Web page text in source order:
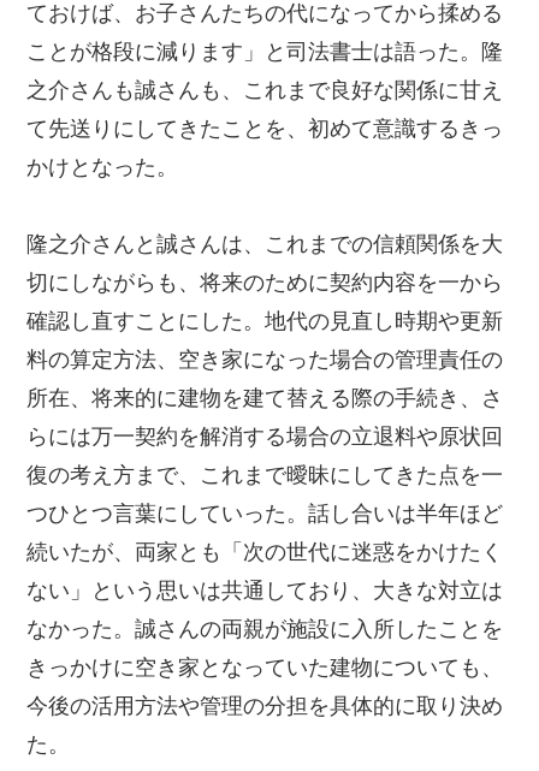
ておけば、お子さんたちの代になってから揉める
ことが格段に減ります」と司法書士は語った。隆
之介さんも誠さんも、これまで良好な関係に甘え
て先送りにしてきたことを、初めて意識するきっ
かけとなった。
隆之介さんと誠さんは、これまでの信頼関係を大
切にしながらも、将来のために契約内容を一から
確認し直すことにした。地代の見直し時期や更新
料の算定方法、空き家になった場合の管理責任の
所在、将来的に建物を建て替える際の手続き、さ
らには万一契約を解消する場合の立退料や原状回
復の考え方まで、これまで曖昧にしてきた点を一
つひとつ言葉にしていった。話し合いは半年ほど
続いたが、両家とも「次の世代に迷惑をかけたく
ない」という思いは共通しており、大きな対立は
なかった。誠さんの両親が施設に入所したことを
きっかけに空き家となっていた建物についても、
今後の活用方法や管理の分担を具体的に取り決め
た。